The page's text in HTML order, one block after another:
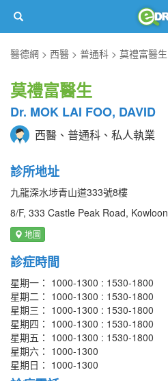
醫德網
西醫 普通科 莫禮富醫生
莫禮富醫生
Dr. MOK LAI FOO, DAVID
西醫、普通科、私人執業
診所地址
九龍深水埗青山道333號8樓
8/F, 333 Castle Peak Road, Kowloon
地圖
診症時間
星期一： 1000-1300 : 1530-1800
星期二： 1000-1300 : 1530-1800
星期三： 1000-1300 : 1530-1800
星期四： 1000-1300 : 1530-1800
星期五： 1000-1300 : 1530-1800
星期六： 1000-1300
星期日： 1000-1300